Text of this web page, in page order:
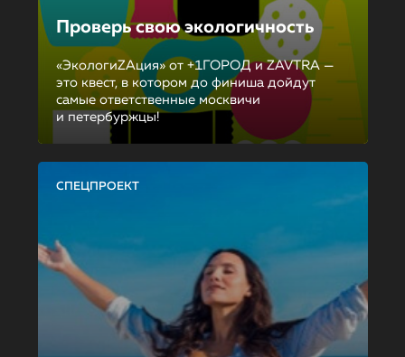
Проверь свою экологичность
«ЭкологиZAция» от +1ГОРОД и ZAVTRA —
это квест, в котором до финиша дойдут
самые ответственные москвичи
и петербуржцы!
СПЕЦПРОЕКТ